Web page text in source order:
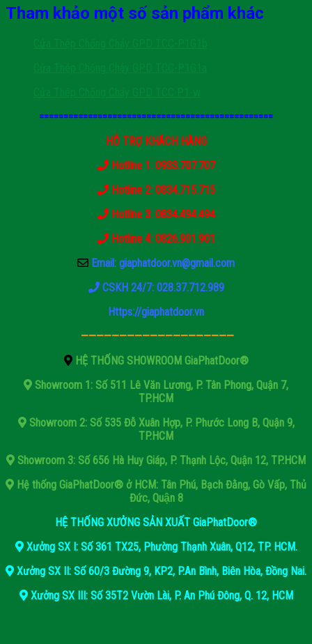
Tham khảo một số sản phẩm khác
================================================
HỖ TRỢ KHÁCH HÀNG
Hotline 1: 0933.707.707
Hotline 2: 0834.715.715
Hotline 3: 0834.494.494
Hotline 4: 0826.901.901
Email: giaphatdoor.vn@gmail.com
CSKH 24/7: 028.37.712.989
Https://giaphatdoor.vn
————————————————————
HỆ THỐNG SHOWROOM GiaPhatDoor®
Showroom 1: Số 511 Lê Văn Lương, P. Tân Phong, Quận 7,
TP.HCM
Showroom 2: Số 535 Đỗ Xuân Hợp, P. Phước Long B, Quận 9,
TP.HCM
Showroom 3: Số 656 Hà Huy Giáp, P. Thạnh Lộc, Quận 12, TP.HCM
Hệ thống GiaPhatDoor® ở HCM: Tân Phú, Bạch Đằng, Gò Vấp, Thủ
Đức, Quận 8
HỆ THỐNG XƯỞNG SẢN XUẤT GiaPhatDoor®
Xưởng SX I: Số 361 TX25, Phường Thạnh Xuân, Q12, TP. HCM.
Xưởng SX II: Số 60/3 Đường 9, KP2, P.An Bình, Biên Hòa, Đồng Nai.
Xưởng SX III: Số 35T2 Vườn Lài, P. An Phú Đông, Q. 12, HCM